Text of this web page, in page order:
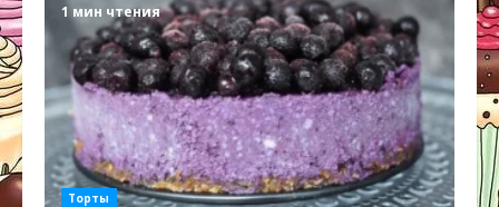
1 мин чтения
Торты